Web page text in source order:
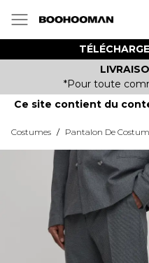
*Pour toute
Ce site contient du
Costumes / Pantalon De